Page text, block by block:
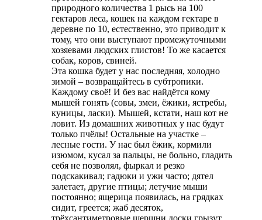
природного количества 1 рысь на 100
гектаров леса, кошек на каждом гектаре в
деревне по 10, естественно, это приводит к
тому, что они выступают промежуточными
хозяевами людских глистов! То же касается
собак, коров, свиней.
Эта кошка будет у нас последняя, холодно
зимой – возвращайтесь в субтропики.
Каждому своё! И без вас найдётся кому
мышей гонять (совы, змеи, ёжики, ястребы,
куницы, ласки). Мышей, кстати, наш кот не
ловит. Из домашних животных у нас будут
только пчёлы! Остальные на участке –
лесные гости. У нас был ёжик, кормили
изюмом, кусал за пальцы, не больно, гладить
себя не позволял, фыркал и резко
подскакивал; гадюки и ужи часто; дятел
залетает, другие птицы; летучие мыши
постоянно; ящерица появилась, на грядках
сидит, греется; жаб десяток,
трёхсантиметровые шершни доски грызут,